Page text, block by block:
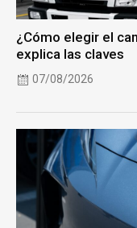
¿Cómo elegir el
explica las claves
07/08/2026